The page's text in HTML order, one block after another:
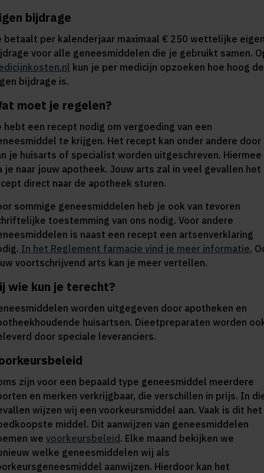
bijdrage
betaalt per kalenderjaar maximaal € 250 wettelijke
voor alle geneesmiddelen die je gebruikt samen.
kun je per medicijn opzoeken hoe hoog de
bijdrage is.
moet je regelen?
hebt een recept nodig om vergoeding van een
te krijgen. Het recept kan onder andere door
je huisarts of specialist worden uitgeschreven. Hiermee
je naar jouw apotheek. Jouw arts zal in veel gevallen het
direct naar de apotheek sturen.
sommige geneesmiddelen heb je ook van tevoren
toestemming van ons nodig. Voor andere
is naast een recept een artsenverklaring
In het Reglement farmacie vind je meer informatie.
voortschrijvend arts kan je meer vertellen.
wie kun je terecht?
worden uitgegeven door apotheken en
huisartsen. Dieetpreparaten worden
door speciale leveranciers.
zijn voor een bepaald type geneesmiddel meerdere
en merken verkrijgbaar, die verschillen in prijs. In
wijzen wij een voorkeursmiddel aan. Vaak is dit het
middel. Dit aanwijzen van geneesmiddelen
we voorkeursbeleid . Elke maand bekijken we
welke geneesmiddelen wij als
aanwijzen. Hierdoor kan het